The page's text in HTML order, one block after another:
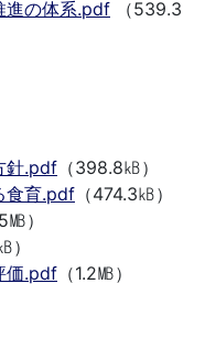
進の体系.pdf （539.3
針.pdf （398.8㎅）
食育.pdf （474.3㎅）
㎆）
）
価.pdf （1.2㎆）